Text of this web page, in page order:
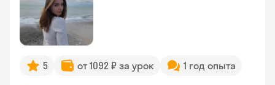
5 от 1092 ₽ за урок 1 год опыта